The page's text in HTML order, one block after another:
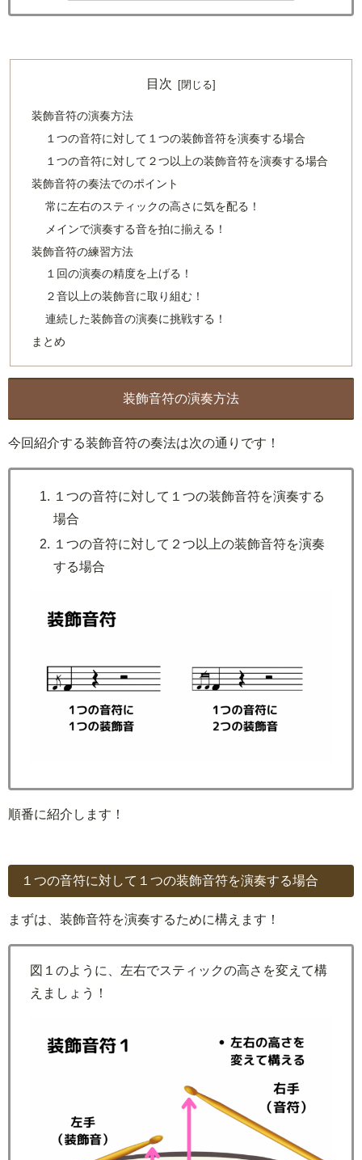
目次
装飾音符の演奏方法
１つの音符に対して１つの装飾音符を演奏する場合
１つの音符に対して２つ以上の装飾音符を演奏する場合
装飾音符の奏法でのポイント
常に左右のスティックの高さに気を配る！
メインで演奏する音を拍に揃える！
装飾音符の練習方法
１回の演奏の精度を上げる！
２音以上の装飾音に取り組む！
連続した装飾音の演奏に挑戦する！
まとめ
装飾音符の演奏方法
今回紹介する装飾音符の奏法は次の通りです！
１つの音符に対して１つの装飾音符を演奏する
場合
１つの音符に対して２つ以上の装飾音符を演奏
する場合
順番に紹介します！
１つの音符に対して１つの装飾音符を演奏する場合
まずは、装飾音符を演奏するために構えます！
図１のように、左右でスティックの高さを変えて構
えましょう！